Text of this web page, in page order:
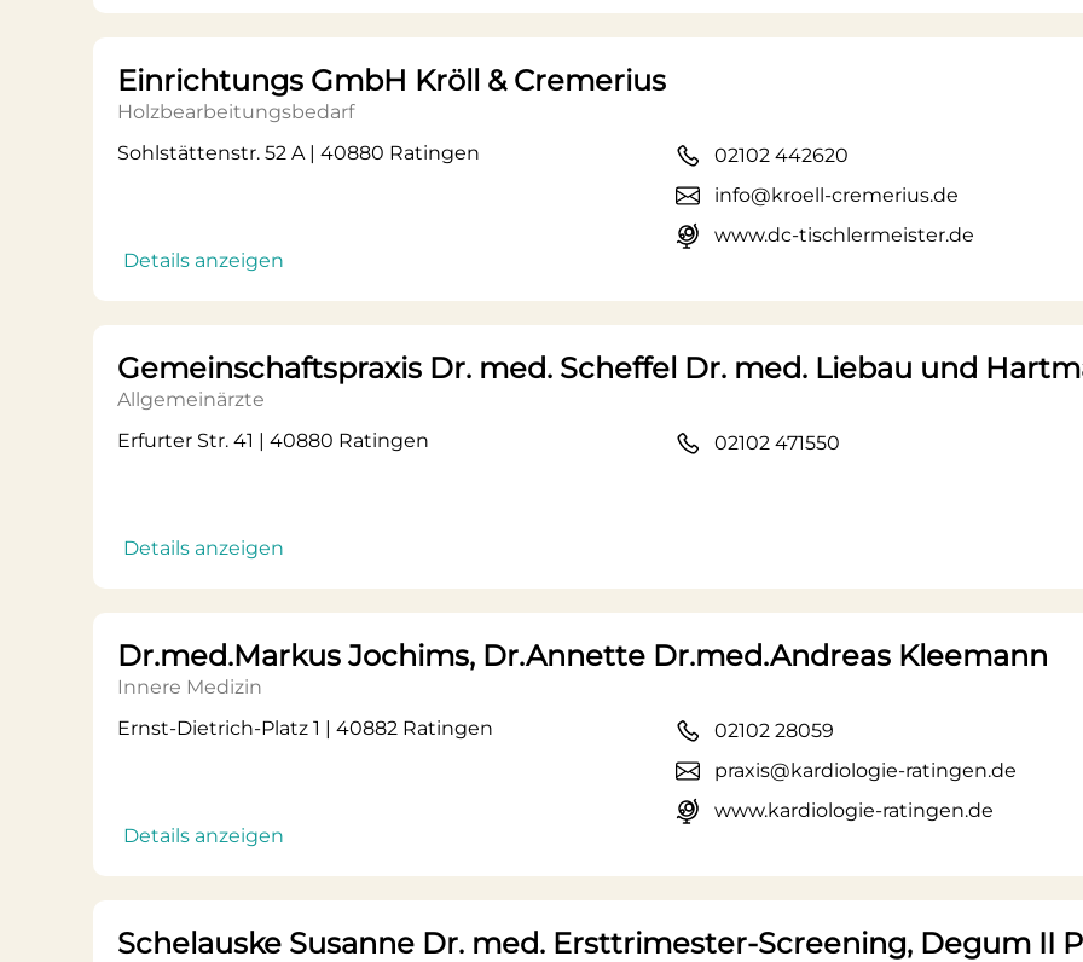
Einrichtungs GmbH Kröll & Cremerius
Holzbearbeitungsbedarf
Sohlstättenstr. 52 A | 40880 Ratingen
Details anzeigen
02102 442620
info@kroell-cremerius.de
www.dc-tischlermeister.de
Gemeinschaftspraxis Dr. med. Scheffel Dr. med. Liebau und
Allgemeinärzte
Erfurter Str. 41 | 40880 Ratingen
Details anzeigen
02102 471550
Dr.med.Markus Jochims, Dr.Annette Dr.med.Andreas Kleemann
Innere Medizin
Ernst-Dietrich-Platz 1 | 40882 Ratingen
Details anzeigen
02102 28059
praxis@kardiologie-ratingen.de
www.kardiologie-ratingen.de
Schelauske Susanne Dr. med. Ersttrimester-Screening, Degum II